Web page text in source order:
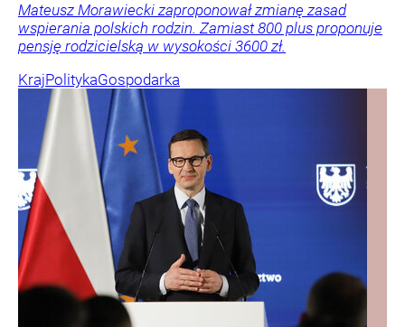
Mateusz Morawiecki zaproponował zmianę zasad
wspierania polskich rodzin. Zamiast 800 plus proponuje
pensję rodzicielską w wysokości 3600 zł.
KrajPolitykaGospodarka